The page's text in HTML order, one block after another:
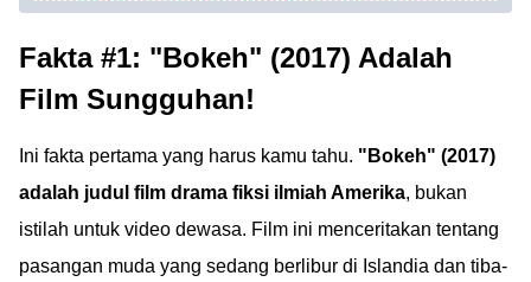
Fakta #1: "Bokeh" (2017) Adalah
Film Sungguhan!
Ini fakta pertama yang harus kamu tahu. "Bokeh" (2017)
adalah judul film drama fiksi ilmiah Amerika, bukan
istilah untuk video dewasa. Film ini menceritakan tentang
pasangan muda yang sedang berlibur di Islandia dan tiba-